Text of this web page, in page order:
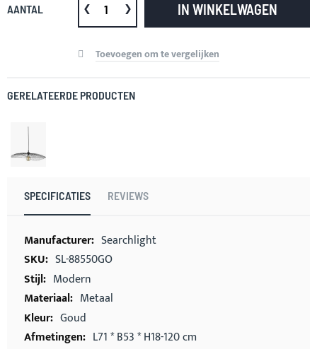
AANTAL IN WINKELWAGEN
Toevoegen om te vergelijken
GERELATEERDE PRODUCTEN
SPECIFICATIES REVIEWS
Meer
informatie
Searchlight
SL-88550GO
Modern
Metaal
Goud
L71 * B53 * H18-120 cm